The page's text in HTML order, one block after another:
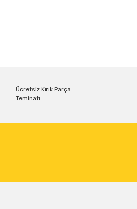
Ücretsiz Kırık Parça
Teminatı